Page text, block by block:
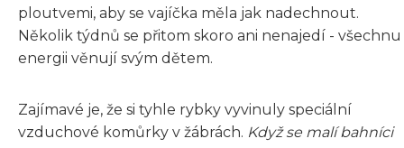
ploutvemi, aby se vajíčka měla jak nadechnout.
Několik týdnů se přitom skoro ani nenajedí - všechnu
energii věnují svým dětem.
Zajímavé je, že si tyhle rybky vyvinuly speciální
vzduchové komůrky v žábrách. Když se malí bahníci